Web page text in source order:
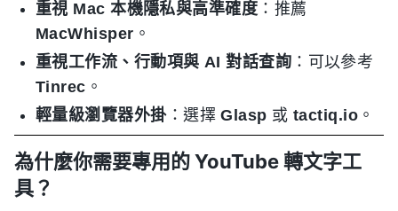
重視 Mac 本機隱私與高準確度 ：推薦
MacWhisper 。
重視工作流、行動項與 AI 對話查詢 ：可以參考
Tinrec 。
輕量級瀏覽器外掛：選擇Glasp 或tactiq.io 。
為什麼你需要專用的 YouTube 轉文字工
具？